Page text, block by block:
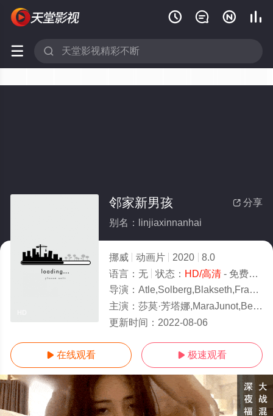
   
 
 分享
邻家新男孩
别名：linjiaxinnanhai
挪威 动画片 2020
8.0
语言： 无 状态： HD/高清- 免费在线观看
导演： Atle,Solberg,Blakseth,Frank,Mosvold
主演： 莎莫·芳塔娜,MaraJunot,BenjaminPlessala,比约恩·桑德奎斯特,加德·B·艾兹沃尔德,He
更新时间： 2022-08-06
 在线观看  极速观看